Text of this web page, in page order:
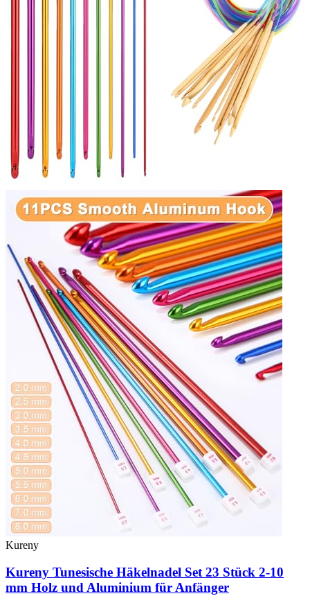
Kureny
Kureny Tunesische Häkelnadel Set 23 Stück 2-10
mm Holz und Aluminium für Anfänger